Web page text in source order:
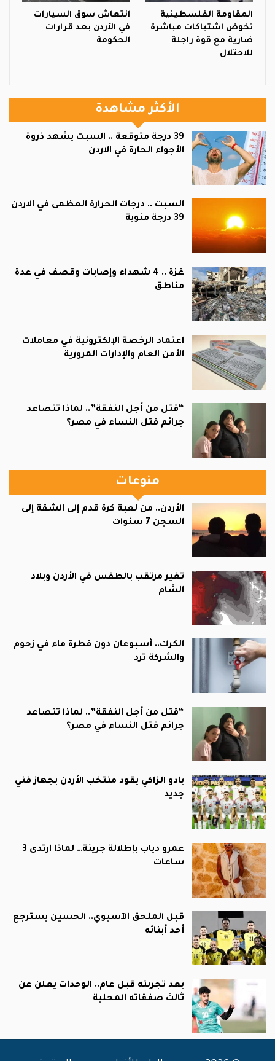
المقاومة الفلسطينية
تخوض اشتباكات مباشرة
ضارية مع قوة راجلة
للاحتلال
انتعاش سوق السيارات
في الأردن بعد قرارات
الحكومة
الأكثر مشاهدة
39 درجة متوقعة .. السبت يشهد ذروة
الأجواء الحارة في الاردن
السبت .. درجات الحرارة العظمى في الاردن
39 درجة مئوية
غزة .. 4 شهداء وإصابات وقصف في عدة
مناطق
اعتماد الرخصة الإلكترونية في معاملات
الأمن العام والإدارات المرورية
“قتل من أجل النفقة”.. لماذا تتصاعد
جرائم قتل النساء في مصر؟
منوعات
الأردن.. من لعبة كرة قدم إلى الشقة إلى
السجن 7 سنوات
تغير مرتقب بالطقس في الأردن وبلاد
الشام
الكرك.. أسبوعان دون قطرة ماء في زحوم
والشركة ترد
“قتل من أجل النفقة”.. لماذا تتصاعد
جرائم قتل النساء في مصر؟
بادو الزاكي يقود منتخب الأردن بجهاز فني
جديد
عمرو دياب بإطلالة جريئة… لماذا ارتدى 3
ساعات
قبل الملحق الآسيوي.. الحسين يسترجع
أحد أبنائه
بعد تجربته قبل عام.. الوحدات يعلن عن
ثالث صفقاته المحلية